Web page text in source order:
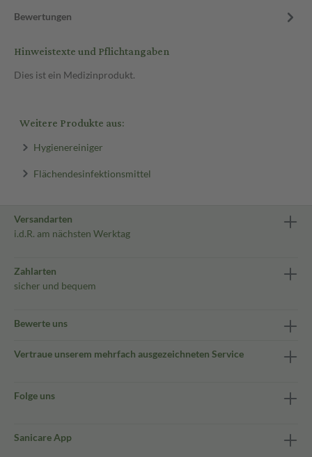
Bewertungen
Hinweistexte und Pflichtangaben
Dies ist ein Medizinprodukt.
Weitere Produkte aus:
Hygienereiniger
Flächendesinfektionsmittel
Versandarten
i.d.R. am nächsten Werktag
Zahlarten
sicher und bequem
Bewerte uns
Vertraue unserem mehrfach ausgezeichneten Service
Folge uns
Sanicare App